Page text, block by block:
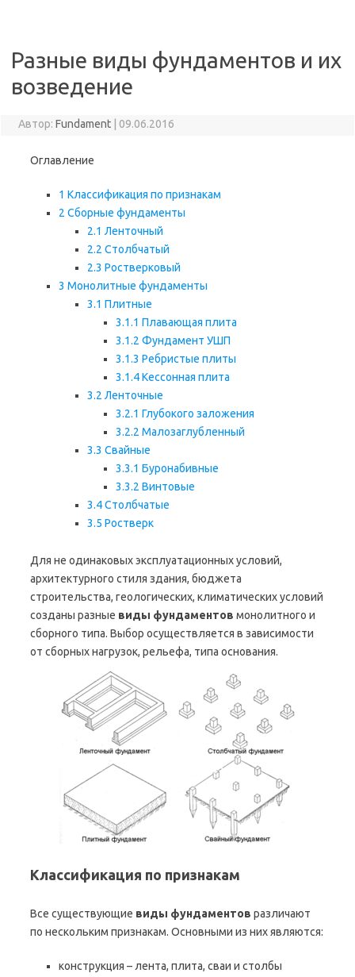
Разные виды фундаментов и их
возведение
Автор: Fundament 09.06.2016
Оглавление
1 Классификация по признакам
2 Сборные фундаменты
2.1 Ленточный
2.2 Столбчатый
2.3 Ростверковый
3 Монолитные фундаменты
3.1 Плитные
3.1.1 Плавающая плита
3.1.2 Фундамент УШП
3.1.3 Ребристые плиты
3.1.4Кессонная плита
3.2 Ленточные
3.2.1 Глубокого заложения
3.2.2 Малозаглубленный
3.3 Свайные
3.3.1 Буронабивные
3.3.2 Винтовые
3.4Столбчатые
3.5 Ростверк
Для не одинаковых эксплуатационных условий,
архитектурного стиля здания, бюджета
строительства, геологических, климатических условий
созданы разные виды фундаментов монолитного и
сборного типа. Выбор осуществляется в зависимости
от сборных нагрузок, рельефа, типа основания.
Классификация по признакам
Все существующие виды фундаментов различают
по нескольким признакам. Основными из них являются:
конструкция – лента, плита, сваи и столбы